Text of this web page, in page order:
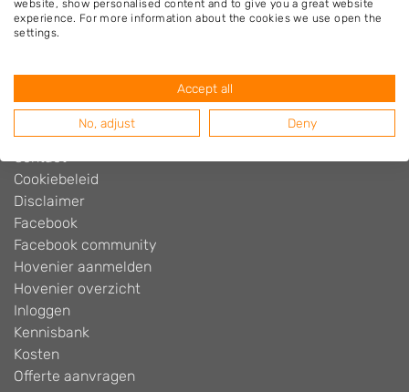
Hovenier.nl
Beoordelingen widget
Blog
Cookiebeleid
Disclaimer
Facebook
Facebook community
Hovenier aanmelden
Hovenier overzicht
Inloggen
Kennisbank
Kosten
Offerte aanvragen
website, show personalised content and to give you a great website
experience. For more information about the cookies we use open the
settings.
Accept all
No, adjust Deny